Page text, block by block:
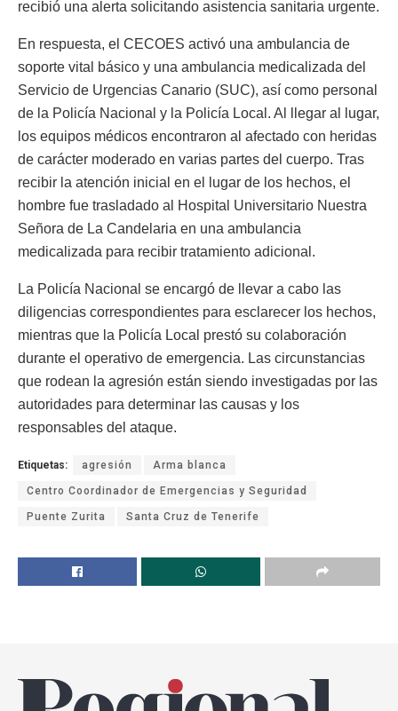
recibió una alerta solicitando asistencia sanitaria urgente.
En respuesta, el CECOES activó una ambulancia de
soporte vital básico y una ambulancia medicalizada del
Servicio de Urgencias Canario (SUC), así como personal
de la Policía Nacional y la Policía Local. Al llegar al lugar,
los equipos médicos encontraron al afectado con heridas
de carácter moderado en varias partes del cuerpo. Tras
recibir la atención inicial en el lugar de los hechos, el
hombre fue trasladado al Hospital Universitario Nuestra
Señora de La Candelaria en una ambulancia
medicalizada para recibir tratamiento adicional.
La Policía Nacional se encargó de llevar a cabo las
diligencias correspondientes para esclarecer los hechos,
mientras que la Policía Local prestó su colaboración
durante el operativo de emergencia. Las circunstancias
que rodean la agresión están siendo investigadas por las
autoridades para determinar las causas y los
responsables del ataque.
Etiquetas: agresión Arma blanca
Centro Coordinador de Emergencias y Seguridad
Puente Zurita Santa Cruz de Tenerife